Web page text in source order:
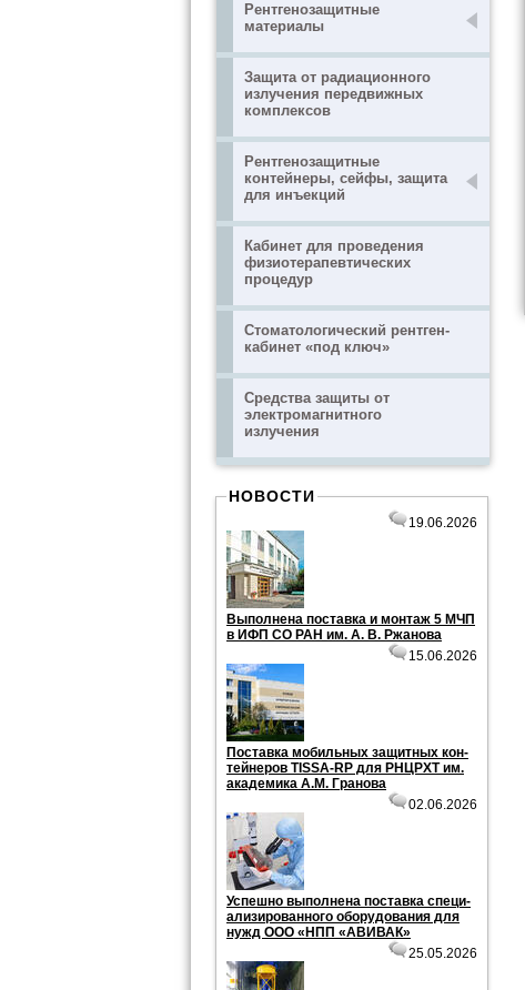
Рентгенозащитные
материалы
Защита от радиационного
излучения передвижных
комплексов
Рентгенозащитные
контейнеры, сейфы, защита
для инъекций
Кабинет для проведения
физиотерапевтических
процедур
Стоматологический рентген-
кабинет «под ключ»
Средства защиты от
электромагнитного
излучения
НОВОСТИ
19.06.2026
Вы­пол­не­на по­став­ка и мон­таж 5 МЧП
в ИФП СО РАН им. А. В. Ржа­но­ва
15.06.2026
По­став­ка мо­биль­ных за­щит­ных кон­
тей­не­ров TISSA-RP для РНЦРХТ им.
ака­де­ми­ка А.М. Гра­но­ва
02.06.2026
Успеш­но вы­пол­не­на по­став­ка спе­ци­
а­ли­зи­ро­ван­но­го обо­ру­до­ва­ния для
нужд ООО «НПП «АВИ­ВАК»
25.05.2026